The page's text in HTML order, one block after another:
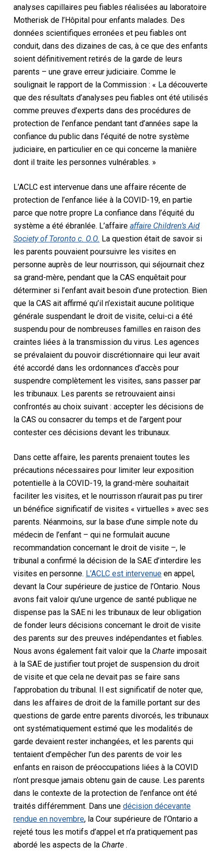
analyses capillaires peu fiables réalisées au laboratoire
Motherisk de l’Hôpital pour enfants malades. Des
données scientifiques erronées et peu fiables ont
conduit, dans des dizaines de cas, à ce que des enfants
soient définitivement retirés de la garde de leurs
parents – une grave erreur judiciaire. Comme le
soulignait le rapport de la Commission : « La découverte
que des résultats d’analyses peu fiables ont été utilisés
comme preuves d’experts dans des procédures de
protection de l’enfance pendant tant d’années sape la
confiance du public dans l’équité de notre système
judiciaire, en particulier en ce qui concerne la manière
dont il traite les personnes vulnérables. »
L’ACLC est intervenue dans une affaire récente de
protection de l’enfance liée à la COVID-19, en partie
parce que notre propre La confiance dans l’équité du
système a été ébranlée. L’affaire affaire Children’s Aid
Society of Toronto c. O.O. La question était de savoir si
les parents pouvaient poursuivre les visites en
personne auprès de leur nourrisson, qui séjournait chez
sa grand-mère, pendant que la CAS enquêtait pour
déterminer si l’enfant avait besoin d’une protection. Bien
que la CAS ait affirmé qu’il n’existait aucune politique
générale suspendant le droit de visite, celui-ci a été
suspendu pour de nombreuses familles en raison des
craintes liées à la transmission du virus. Les agences
se prévalaient du pouvoir discrétionnaire qui leur avait
été accordé dans les ordonnances d’accès pour
suspendre complètement les visites, sans passer par
les tribunaux. Les parents se retrouvaient ainsi
confrontés au choix suivant : accepter les décisions de
la CAS ou consacrer du temps et de l’argent pour
contester ces décisions devant les tribunaux.
Dans cette affaire, les parents prenaient toutes les
précautions nécessaires pour limiter leur exposition
potentielle à la COVID-19, la grand-mère souhaitait
faciliter les visites, et le nourrisson n’aurait pas pu tirer
un bénéfice significatif de visites « virtuelles » avec ses
parents. Néanmoins, sur la base d’une simple note du
médecin de l’enfant – qui ne formulait aucune
recommandation concernant le droit de visite –, le
tribunal a confirmé la décision de la SAE d’interdire les
visites en personne. L’ACLC est intervenueen appel,
devant la Cour supérieure de justice de l’Ontario. Nous
avons fait valoir qu’une urgence de santé publique ne
dispense pas la SAE ni les tribunaux de leur obligation
de fonder leurs décisions concernant le droit de visite
des parents sur des preuves indépendantes et fiables.
Nous avons également fait valoir que la Charteimposait
à la SAE de justifier tout projet de suspension du droit
de visite et que cela ne devait pas se faire sans
l’approbation du tribunal. Il est significatif de noter que,
dans les affaires de droit de la famille portant sur des
questions de garde entre parents divorcés, les tribunaux
ont systématiquement estimé que les modalités de
garde devaient rester inchangées, et les parents qui
tentaient d’empêcher l’un des parents de voir les
enfants en raison de préoccupations liées à la COVID
n’ont presque jamais obtenu gain de cause. Les parents
dans le contexte de la protection de l’enfance ont été
traités différemment. Dans une décision décevante
rendue en novembre, la Cour supérieure de l’Ontario a
rejeté tous les motifs d’appel et n’a pratiquement pas
abordé les aspects de la Charte .